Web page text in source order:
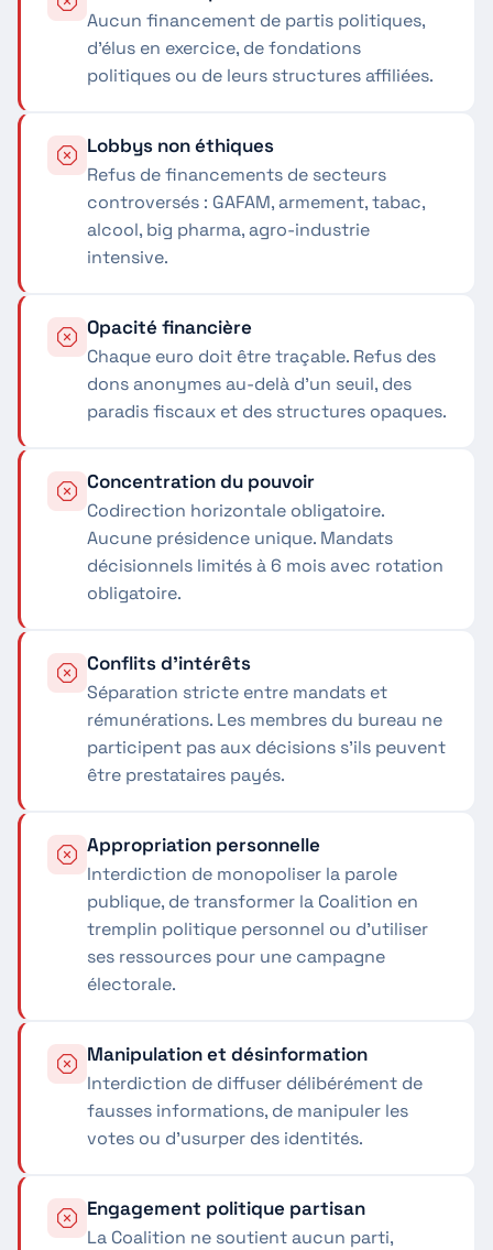
Aucun financement de partis politiques,
d'élus en exercice, de fondations
politiques ou de leurs structures affiliées.
Lobbys non éthiques
Refus de financements de secteurs
controversés : GAFAM, armement, tabac,
alcool, big pharma, agro-industrie
intensive.
Opacité financière
Chaque euro doit être traçable. Refus des
dons anonymes au-delà d'un seuil, des
paradis fiscaux et des structures opaques.
Concentration du pouvoir
Codirection horizontale obligatoire.
Aucune présidence unique. Mandats
décisionnels limités à 6 mois avec rotation
obligatoire.
Conflits d'intérêts
Séparation stricte entre mandats et
rémunérations. Les membres du bureau ne
participent pas aux décisions s'ils peuvent
être prestataires payés.
Appropriation personnelle
Interdiction de monopoliser la parole
publique, de transformer la Coalition en
tremplin politique personnel ou d'utiliser
ses ressources pour une campagne
électorale.
Manipulation et désinformation
Interdiction de diffuser délibérément de
fausses informations, de manipuler les
votes ou d'usurper des identités.
Engagement politique partisan
La Coalition ne soutient aucun parti,